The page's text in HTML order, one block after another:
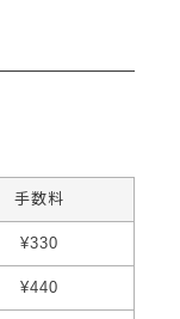
手数料
¥330
¥440